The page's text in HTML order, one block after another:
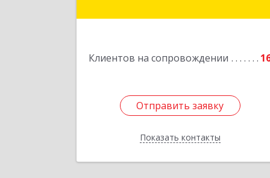
Клиентов на сопровождении
Отправить заявку
Показать контакты
Отправить заявку
Назад